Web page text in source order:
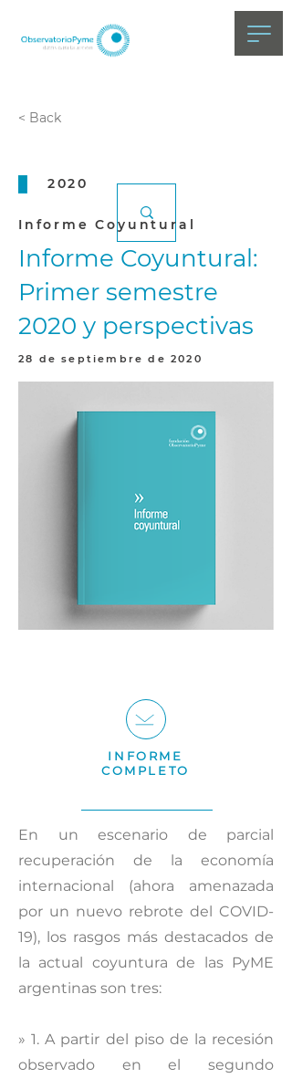
< Back
2020
Informe Coyuntural
Informe Coyuntural:
Primer semestre
2020 y perspectivas
28 de septiembre de 2020
INFORME
COMPLETO
En un escenario de parcial
recuperación de la economía
internacional (ahora amenazada
por un nuevo rebrote del COVID-
19), los rasgos más destacados de
la actual coyuntura de las PyME
argentinas son tres:
» 1. A partir del piso de la recesión
observado en el segundo